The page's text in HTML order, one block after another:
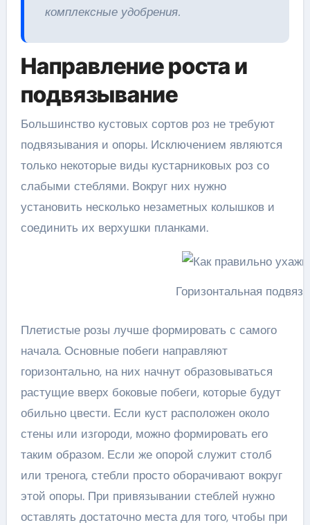
комплексные удобрения.
Направление роста и
подвязывание
Большинство кустовых сортов роз не требуют
подвязывания и опоры. Исключением являются
только некоторые виды кустарниковых роз со
слабыми стеблями. Вокруг них нужно
установить несколько незаметных колышков и
соединить их верхушки планками.
Горизонтальная
Плетистые розы лучше формировать с самого
начала. Основные побеги направляют
горизонтально, на них начнут образовываться
растущие вверх боковые побеги, которые будут
обильно цвести. Если куст расположен около
стены или изгороди, можно формировать его
таким образом. Если же опорой служит столб
или тренога, стебли просто оборачивают вокруг
этой опоры. При привязывании стеблей нужно
оставлять достаточно места для того, чтобы при